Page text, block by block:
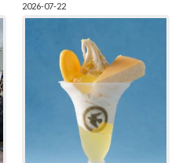
2026-07-22